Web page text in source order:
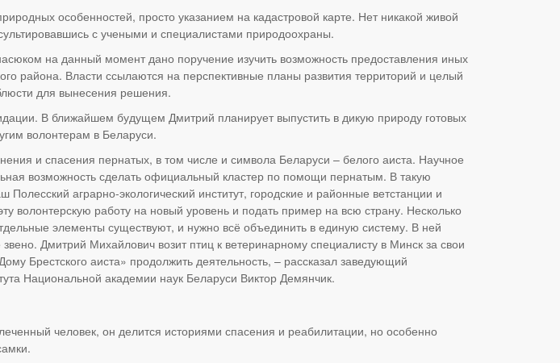
особенностей, просто указанием на кадастровой карте. Нет никакой живой
с учеными и специалистами природоохраны.
на данный момент дано поручение изучить возможность предоставления иных
района. Власти ссылаются на перспективные планы развития территорий и целый
для вынесения решения.
В ближайшем будущем Дмитрий планирует выпустить в дикую природу готовых
волонтерам в Беларуси.
и спасения пернатых, в том числе и символа Беларуси – белого аиста. Научное
возможность сделать официальный кластер по помощи пернатым. В такую
аграрно-экологический институт, городские и районные ветстанции и
волонтерскую работу на новый уровень и подать пример на всю страну. Несколько
элементы существуют, и нужно всё объединить в единую систему. В ней
Дмитрий Михайлович возит птиц к ветеринарному специалисту в Минск за свои
Брестского аиста» продолжить деятельность, – рассказал заведующий
Национальной академии наук Беларуси Виктор Демянчик.
человек, он делится историями спасения и реабилитации, но особенно